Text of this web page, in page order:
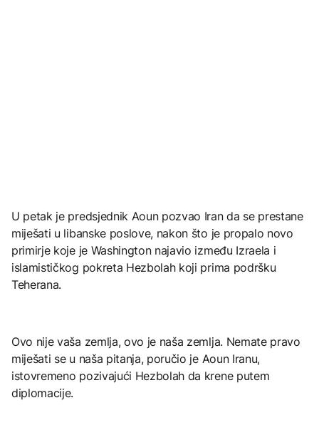
U petak je predsjednik Aoun pozvao Iran da se prestane
miješati u libanske poslove, nakon što je propalo novo
primirje koje je Washington najavio između Izraela i
islamističkog pokreta Hezbolah koji prima podršku
Teherana.
Ovo nije vaša zemlja, ovo je naša zemlja. Nemate pravo
miješati se u naša pitanja, poručio je Aoun Iranu,
istovremeno pozivajući Hezbolah da krene putem
diplomacije.